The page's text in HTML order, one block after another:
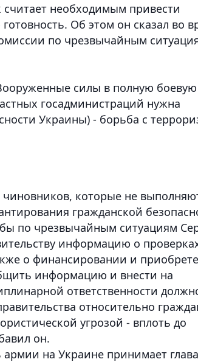
необходимым привести
Об этом он сказал во
по чрезвычайным
силы в полную боевую
госадминистраций нужна
Украины) - борьба с
чиновников, которые не
гражданской
по чрезвычайным ситуациям
информацию о
о финансировании и
информацию и внести на
ответственности
относительно
угрозой - вплоть до
он.
на Украине принимает глава